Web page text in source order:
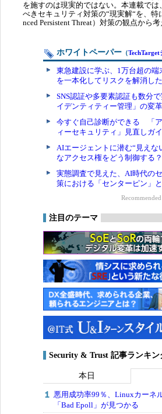
を施すのは現実的ではない。本連載で
べきセキュリティ対策の“現実解“を、特
nced Persistent Threat）対策の観点から考
ホワイトペーパー （TechTarget
東急建設に学ぶ、1万台超の端
を一本化してリスクを解消し
SNS認証や多要素認証も数分
イデンティティー管理」の変
今すぐ自己診断ができる 「
ィーセキュリティ」見直しガ
AIエージェントに潜む“見えな
なアクセス権をどう制御する？
実態調査で見えた、AI時代の
策における「センターピン」
注目のテーマ
Security & Trust 記事ランキン
本日
悪用成功率99％、Linuxカーネ
「Bad Epoll」が見つかる